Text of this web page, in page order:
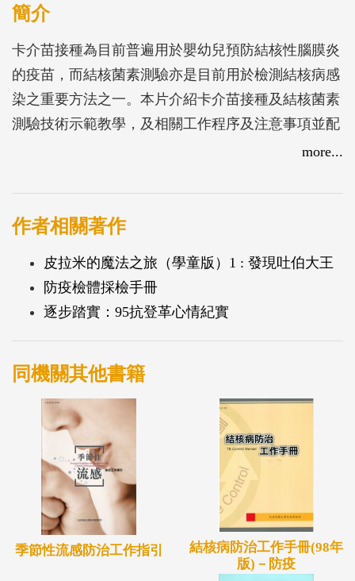
簡介
卡介苗接種為目前普遍用於嬰幼兒預防結核性腦膜炎
的疫苗，而結核菌素測驗亦是目前用於檢測結核病感
染之重要方法之一。本片介紹卡介苗接種及結核菌素
測驗技術示範教學，及相關工作程序及注意事項並配
more...
作者相關著作
皮拉米的魔法之旅（學童版）1 : 發現吐伯大王
防疫檢體採檢手冊
逐步踏實：95抗登革心情紀實
同機關其他書籍
季節性流感防治工作指引
結核病防治工作手冊(98年
版)－防疫